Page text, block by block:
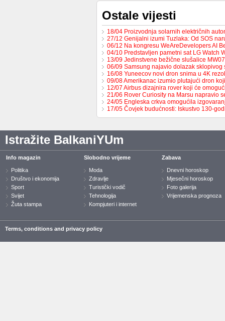
Ostale vijesti
18/04 Proizvodnja solarnih električnih
27/12 Genijalni izumi Tuzlaka: Od SOS
06/12 Na kongresu WeAreDevelopers AI
04/10 Predstavljen pametni sat LG Watch
13/09 Jedinstvene bežične slušalice
06/09 Samsung najavio dolazak sklopivog
16/08 Yuneecov novi dron snima u 4K
09/08 Amerikanac izumio plutajući dron
12/07 Airbus dizajnira rover koji će
21/06 Rover Curiosity na Marsu napravio
24/05 Engleska crkva omogućila
17/05 Čovjek budućnosti: Iskustvo 130-
Istražite BalkaniYUm
Info magazin
Politika
Društvo i ekonomija
Sport
Svijet
Žuta stampa
Slobodno vrijeme
Moda
Zdravlje
Turistički vodič
Tehnologija
Kompjuteri i internet
Zabava
Dnevni horoskop
Mjesečni horoskop
Foto galerija
Vrijemenska prognoza
Terms, conditions and privacy policy